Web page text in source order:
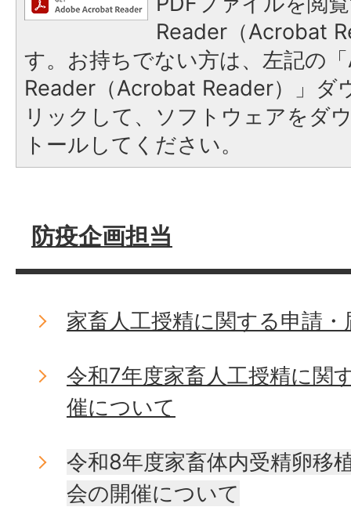
Reader（Acrobat
す。お持ちでない方は、左記の
Reader（Acrobat Reader）」ダ
リックして、ソフトウェアをダ
トールしてください。
防疫企画担当
家畜人工授精に関する申請
令和7年度家畜人工授精に関
催について
令和8年度家畜体内受精卵移
会の開催について